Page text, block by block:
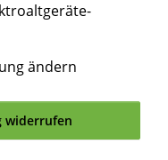
ändern
widerrufen